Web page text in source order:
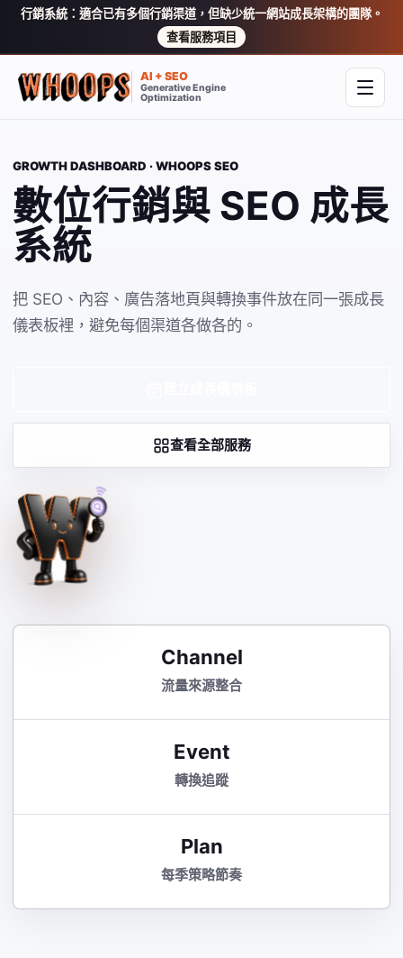
行銷系統：適合已有多個行銷渠道，但缺少統一網站成長架構的團隊。
查看服務項目
AI + SEO
Generative Engine
Optimization
開啟
GROWTH DASHBOARD · WHOOPS SEO
數位行銷與 SEO 成長
系統
把 SEO、內容、廣告落地頁與轉換事件放在同一張成長
儀表板裡，避免每個渠道各做各的。
查看全部服務
Channel
流量來源整合
Event
轉換追蹤
Plan
每季策略節奏